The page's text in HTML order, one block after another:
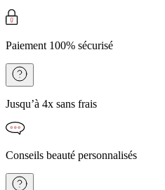
Paiement 100% sécurisé
Jusqu’à 4x sans frais
Conseils beauté personnalisés